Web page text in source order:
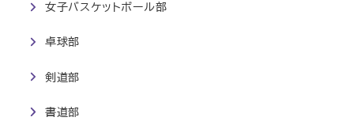
女子バスケットボール部
卓球部
剣道部
書道部